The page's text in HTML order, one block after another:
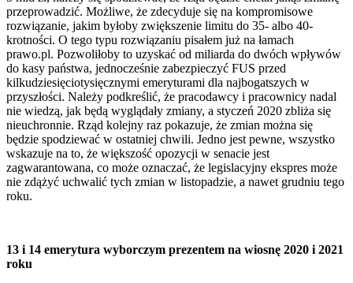
przeprowadzić. Możliwe, że zdecyduje się na kompromisowe
rozwiązanie, jakim byłoby zwiększenie limitu do 35- albo 40-
krotności. O tego typu rozwiązaniu pisałem już na łamach
prawo.pl. Pozwoliłoby to uzyskać od miliarda do dwóch wpływów
do kasy państwa, jednocześnie zabezpieczyć FUS przed
kilkudziesięciotysięcznymi emeryturami dla najbogatszych w
przyszłości. Należy podkreślić, że pracodawcy i pracownicy nadal
nie wiedzą, jak będą wyglądały zmiany, a styczeń 2020 zbliża się
nieuchronnie. Rząd kolejny raz pokazuje, że zmian można się
będzie spodziewać w ostatniej chwili. Jedno jest pewne, wszystko
wskazuje na to, że większość opozycji w senacie jest
zagwarantowana, co może oznaczać, że legislacyjny ekspres może
nie zdążyć uchwalić tych zmian w listopadzie, a nawet grudniu tego
roku.
13 i 14 emerytura wyborczym prezentem na wiosnę 2020 i 2021
roku